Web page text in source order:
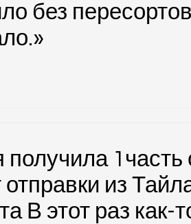
без
получила
из
В этот раз как-